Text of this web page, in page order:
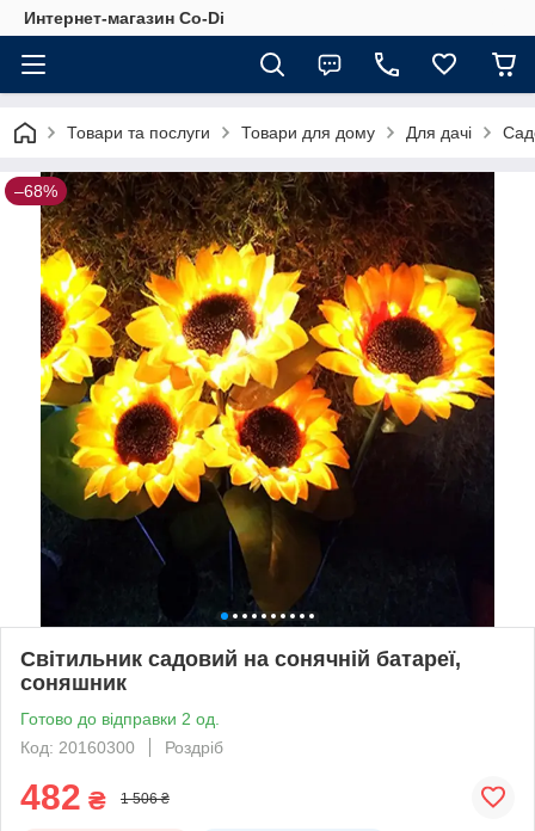
Интернет-магазин Co-Di
Товари та послуги Товари для дому Для дачі
–68%
Світильник садовий на сонячній батареї,
соняшник
Готово до відправки 2 од.
Код: 20160300
Роздріб
482 ₴ 1 506 ₴